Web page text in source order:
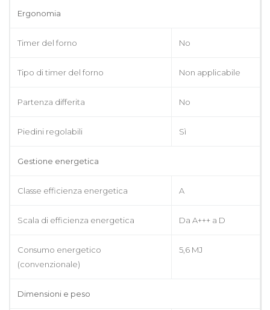
Ergonomia
Timer del forno No
Tipo di timer del forno Non applicabile
Partenza differita No
Piedini regolabili Sì
Gestione energetica
Classe efficienza energetica A
Scala di efficienza energetica Da A+++ a D
Consumo energetico
(convenzionale)
5,6 MJ
Dimensioni e peso